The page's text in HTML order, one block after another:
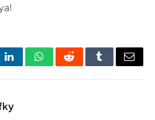
LinkedInWhatsAppRedditTumblrEmail